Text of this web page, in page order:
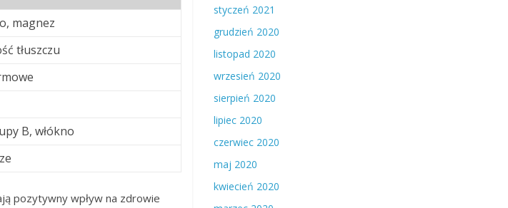
magnez
tłuszczu
B, włókno
pozytywny wpływ na zdrowie
styczeń 2021
grudzień 2020
listopad 2020
wrzesień 2020
sierpień 2020
lipiec 2020
czerwiec 2020
maj 2020
kwiecień 2020